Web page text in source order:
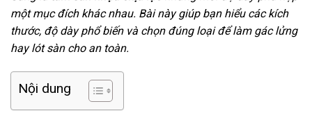
một mục đích khác nhau. Bài này giúp bạn hiểu các kích
thước, độ dày phổ biến và chọn đúng loại để làm gác lửng
hay lót sàn cho an toàn.
Nội dung